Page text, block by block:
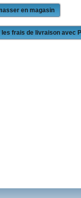
en magasin
les frais de livraison avec